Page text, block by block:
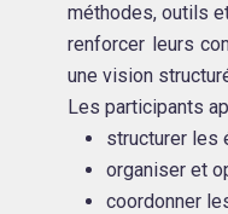
méthodes, outils
renforcer leurs
une vision
Les participants
structurer les
organiser et
coordonner